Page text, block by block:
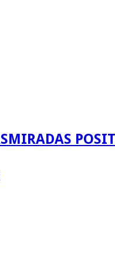
MIRADAS